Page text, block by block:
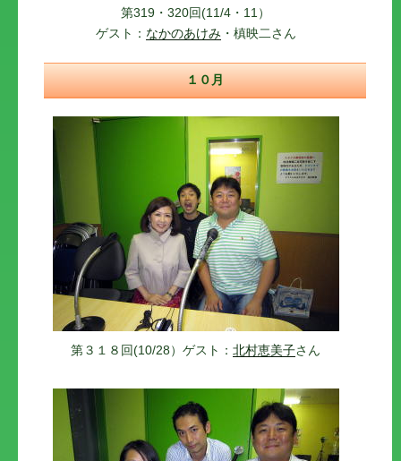
第319・320回(11/4・11）
ゲスト： なかのあけみ ・槙映二さん
１０月
第３１８回(10/28）ゲスト：北村恵美子さん